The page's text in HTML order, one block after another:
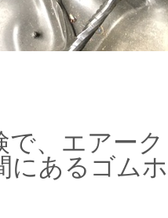
で、エアー
にあるゴム